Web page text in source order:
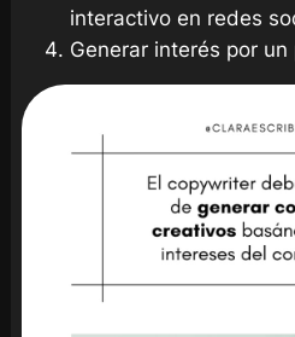
interactivo en redes
Generar interés por